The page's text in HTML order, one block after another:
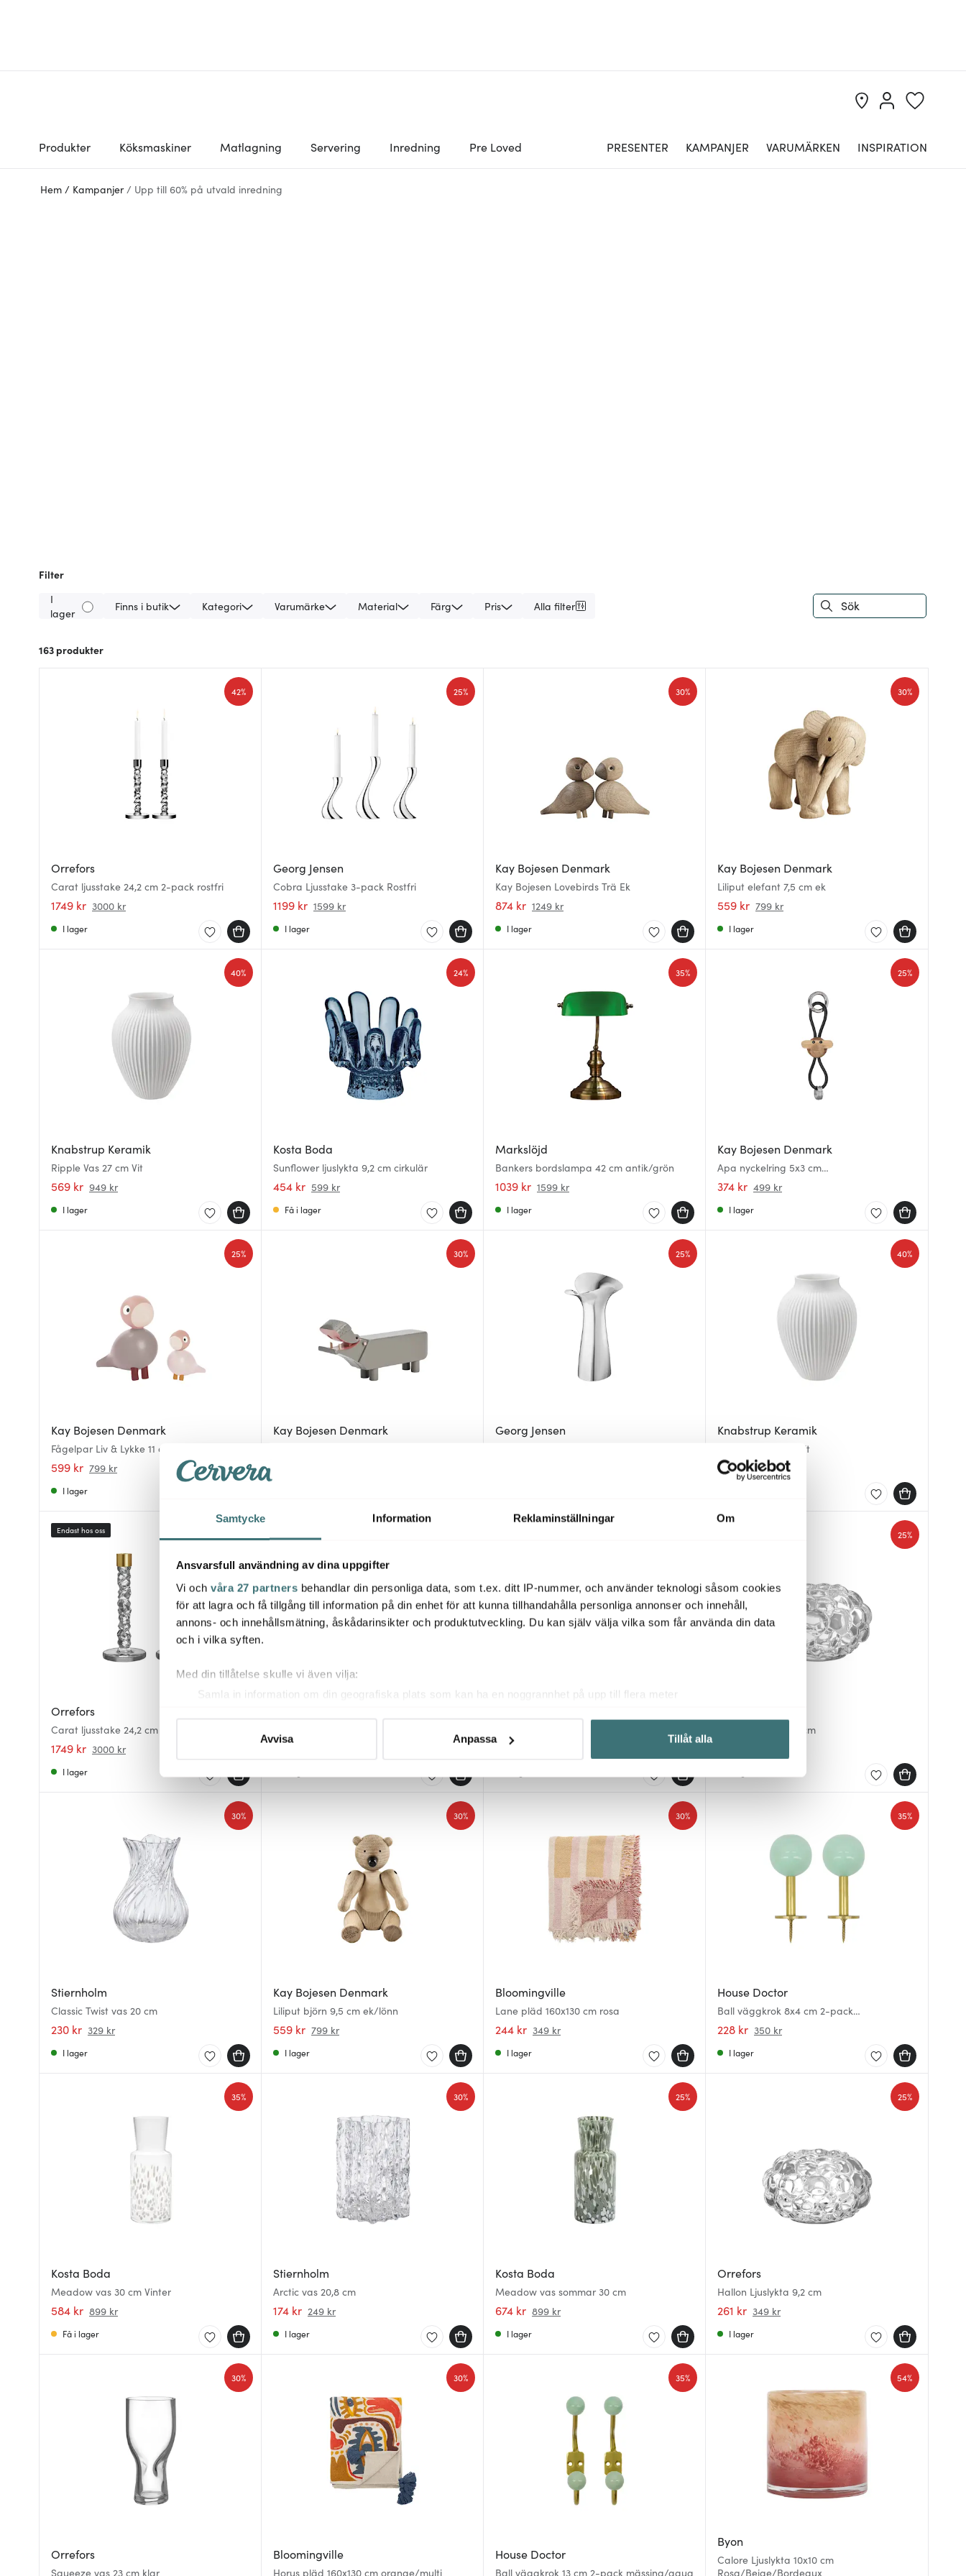
Samtycke Information Reklaminställningar Om
Ansvarsfull användning av dina uppgifter
Vi och våra 27 partners behandlar din personliga data, som t.ex. ditt IP-nummer, och använder teknologi såsom cookies
för att lagra och få tillgång till information på din enhet för att kunna tillhandahålla personliga annonser och innehåll,
annons- och innehållsmätning, åskådarinsikter och produktutveckling. Du kan själv välja vilka som får använda din data
och i vilka syften.
Med din tillåtelse skulle vi även vilja:
Samla in information om din geografiska plats som kan ha en noggrannhet på upp till flera meter
detaljsektionen
eller dra tillbaka ditt samtycke när som helst från cookie-förklaringen.
Vi använder cookies för att innehållet och annonserna ska anpassas efter det som vi tror att du tycker om. Det gör också
att vi kan analysera vår trafik och göra hemsidan ännu bättre. Du bestämmer själv vilka cookies som du vill dela med dig
Avvisa Anpassa Tillåt alla
Produkter Köksmaskiner Matlagning Servering Inredning Pre Loved PRESENTER KAMPANJER VARUMÄRKEN INSPIRATION
Hem / Kampanjer / Upp till 60% på utvald inredning
Filter
I
lager
Finns i butik Kategori Varumärke Material Färg Pris Alla filter
163 produkter
Orrefors
Carat ljusstake 24,2 cm 2-pack rostfri
1749 kr 3000 kr
42%
I lager
Georg Jensen
Cobra Ljusstake 3-pack Rostfri
1199 kr 1599 kr
25%
I lager
Kay Bojesen Denmark
Kay Bojesen Lovebirds Trä Ek
874 kr 1249 kr
30%
I lager
Kay Bojesen Denmark
Liliput elefant 7,5 cm ek
559 kr 799 kr
30%
I lager
Knabstrup Keramik
Ripple Vas 27 cm Vit
569 kr 949 kr
40%
I lager
Kosta Boda
Sunflower ljuslykta 9,2 cm cirkulär
454 kr 599 kr
24%
Få i lager
Markslöjd
Bankers bordslampa 42 cm antik/grön
1039 kr 1599 kr
35%
I lager
Kay Bojesen Denmark
Apa nyckelring 5x3 cm
silver/svart/teak/limba
374 kr 499 kr
25%
I lager
Kay Bojesen Denmark
Fågelpar Liv & Lykke 11 cm ljus rosa
599 kr 799 kr
25%
I lager
Kay Bojesen Denmark
30%
Georg Jensen
25%
Knabstrup Keramik
Ripple Vas 20 cm Vit
389 kr 649 kr
40%
Orrefors
Carat ljusstake 24,2 cm 2-pack guld
1749 kr 3000 kr
Endast hos oss
I lager
584 kr 839 kr
Hallon Ljuslykta 11 cm
25%
Stiernholm
Classic Twist vas 20 cm
230 kr 329 kr
30%
I lager
Kay Bojesen Denmark
Liliput björn 9,5 cm ek/lönn
559 kr 799 kr
30%
I lager
Bloomingville
Lane pläd 160x130 cm rosa
244 kr 349 kr
30%
I lager
House Doctor
Ball väggkrok 8x4 cm 2-pack
mässing/aqua
228 kr 350 kr
35%
I lager
Kosta Boda
Meadow vas 30 cm Vinter
584 kr 899 kr
35%
Få i lager
Stiernholm
Arctic vas 20,8 cm
174 kr 249 kr
30%
I lager
Kosta Boda
Meadow vas sommar 30 cm
674 kr 899 kr
25%
I lager
Orrefors
Hallon Ljuslykta 9,2 cm
261 kr 349 kr
25%
I lager
Orrefors
Squeeze vas 23 cm klar
30%
Bloomingville
Horus pläd 160x130 cm orange/multi
30%
House Doctor
Ball väggkrok 13 cm 2-pack mässing/aqua
35%
Byon
Calore Ljuslykta 10x10 cm
Rosa/Beige/Bordeaux
54%